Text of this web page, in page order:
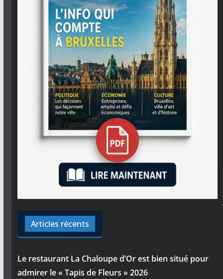
Articles récents
Le restaurant La Chaloupe d’Or est bien situé pour
admirer le « Tapis de Fleurs » 2026